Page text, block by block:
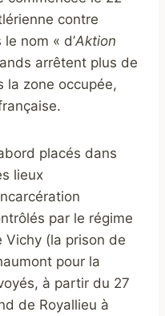
contre
nom « d’Aktion
arrêtent plus de
la zone occupée,
placés dans
lieux
par le régime
Vichy (la prison de
pour la
à partir du 27
de Royallieu à